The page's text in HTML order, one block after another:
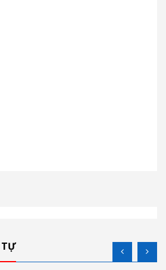
TỰ